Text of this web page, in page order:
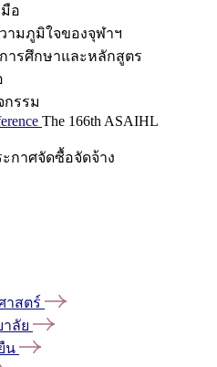
อ
ามภูมิใจของจุฬาฯ
การศึกษาและหลักสูตร
รรม
The 166th ASAIHL
กาศจัดซื้อจัดจ้าง
าสตร์
ลัย
น